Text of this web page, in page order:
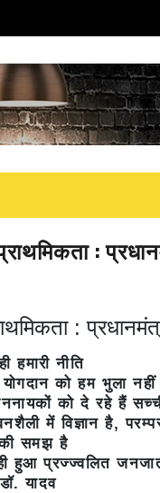
:
:
हमारी नीति
को हम भुला
को दे रहे हैं
में विज्ञान है,
की समझ है
हुआ प्रज्ज्वलित
यादव